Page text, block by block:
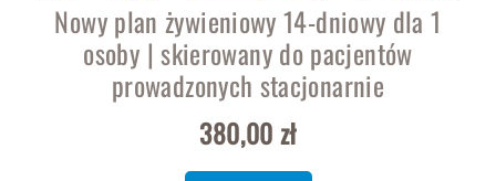
Nowy plan żywieniowy 14-dniowy dla 1
osoby | skierowany do pacjentów
prowadzonych stacjonarnie
380,00 zł